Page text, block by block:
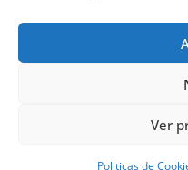
Ver
Politicas de
2026
Termos de Uso